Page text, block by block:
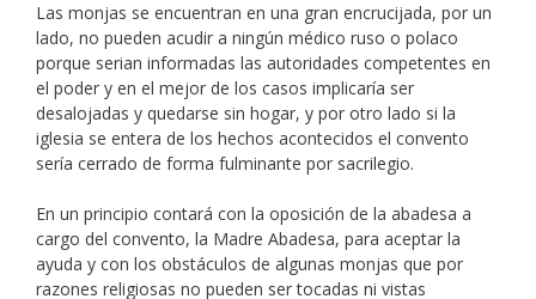
Las monjas se encuentran en una gran encrucijada, por un
lado, no pueden acudir a ningún médico ruso o polaco
porque serian informadas las autoridades competentes en
el poder y en el mejor de los casos implicaría ser
desalojadas y quedarse sin hogar, y por otro lado si la
iglesia se entera de los hechos acontecidos el convento
sería cerrado de forma fulminante por sacrilegio.
En un principio contará con la oposición de la abadesa a
cargo del convento, la Madre Abadesa, para aceptar la
ayuda y con los obstáculos de algunas monjas que por
razones religiosas no pueden ser tocadas ni vistas